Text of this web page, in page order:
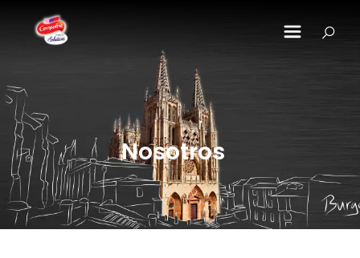
Nosotros